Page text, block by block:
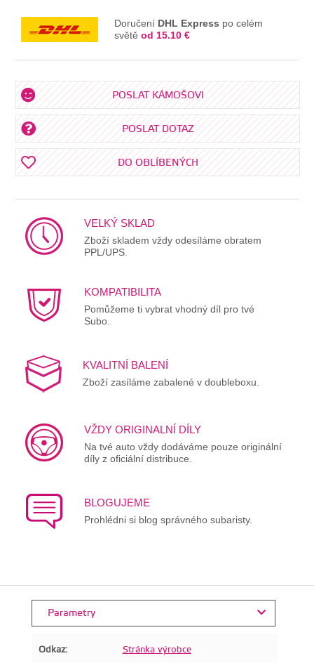
Doručení DHL Express po celém
světěod 15.10 €
POSLAT KÁMOŠOVI
POSLAT DOTAZ
DO OBLÍBENÝCH
VELKÝ SKLAD
Zboží skladem vždy odesíláme obratem
PPL/UPS.
KOMPATIBILITA
Pomůžeme ti vybrat vhodný díl pro tvé
Subo.
KVALITNÍ BALENÍ
Zboží zasíláme zabalené v doubleboxu.
VŽDY ORIGINALNÍ DÍLY
Na tvé auto vždy dodáváme pouze originální
díly z oficiální distribuce.
BLOGUJEME
Prohlédni si blog správného subaristy.
Parametry
Odkaz: Stránka výrobce